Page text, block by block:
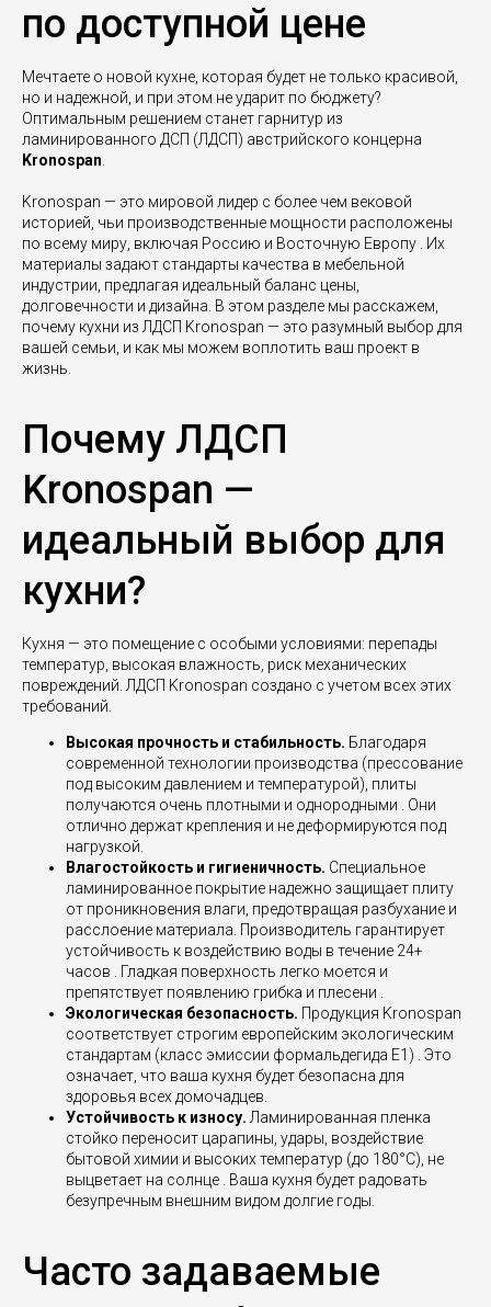
по доступной цене
Мечтаете о новой кухне, которая будет не только красивой,
но и надежной, и при этом не ударит по бюджету?
Оптимальным решением станет гарнитур из
ламинированного ДСП (ЛДСП) австрийского концерна
Kronospan
Kronospan — это мировой лидер с более чем вековой
историей, чьи производственные мощности расположены
по всему миру, включая Россию и Восточную Европу . Их
материалы задают стандарты качества в мебельной
индустрии, предлагая идеальный баланс цены,
долговечности и дизайна. В этом разделе мы расскажем,
почему кухни из ЛДСП Kronospan — это разумный выбор для
вашей семьи, и как мы можем воплотить ваш проект в
жизнь.
Почему ЛДСП
Kronospan —
идеальный выбор для
кухни?
Кухня — это помещение с особыми условиями: перепады
температур, высокая влажность, риск механических
повреждений. ЛДСП Kronospan создано с учетом всех этих
требований.
Высокая прочность и стабильность. Благодаря
современной технологии производства (прессование
под высоким давлением и температурой), плиты
получаются очень плотными и однородными . Они
отлично держат крепления и не деформируются под
нагрузкой.
Влагостойкость и гигиеничность. Специальное
ламинированное покрытие надежно защищает плиту
от проникновения влаги, предотвращая разбухание и
расслоение материала. Производитель гарантирует
устойчивость к воздействию воды в течение 24+
часов . Гладкая поверхность легко моется и
препятствует появлению грибка и плесени .
Экологическая безопасность. Продукция Kronospan
соответствует строгим европейским экологическим
стандартам (класс эмиссии формальдегида E1) . Это
означает, что ваша кухня будет безопасна для
здоровья всех домочадцев.
Устойчивость к износу. Ламинированная пленка
стойко переносит царапины, удары, воздействие
бытовой химии и высоких температур (до 180°C), не
выцветает на солнце . Ваша кухня будет радовать
безупречным внешним видом долгие годы.
Часто задаваемые